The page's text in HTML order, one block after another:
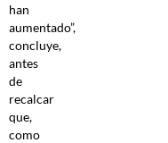
han
aumentado”,
concluye,
antes
de
recalcar
que,
como